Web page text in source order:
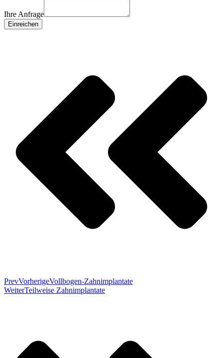
Ihre Anfrage
Einreichen
PrevVorherigeVollbogen-Zahnimplantate
WeiterTeilweise Zahnimplantate